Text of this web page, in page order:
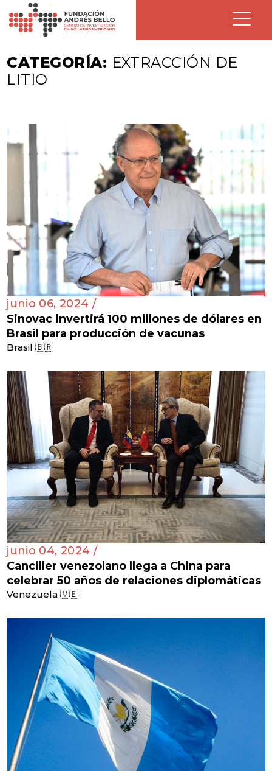
CATEGORÍA: EXTRACCIÓN DE
LITIO
junio 06, 2024 /
Sinovac invertirá 100 millones de dólares en
Brasil para producción de vacunas
Brasil 🇧🇷
junio 04, 2024 /
Canciller venezolano llega a China para
celebrar 50 años de relaciones diplomáticas
Venezuela 🇻🇪